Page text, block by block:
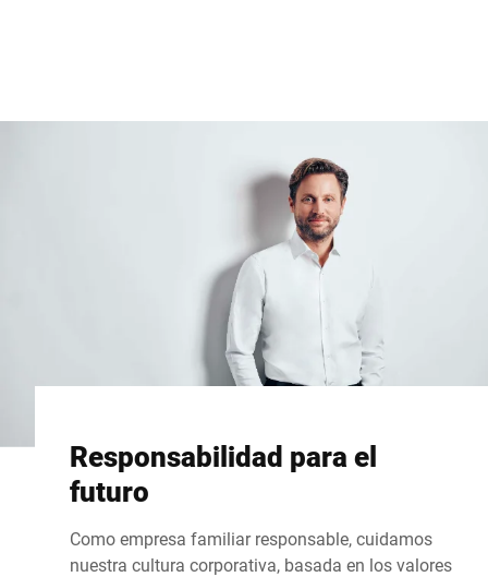
Responsabilidad para el
futuro
Como empresa familiar responsable, cuidamos
nuestra cultura corporativa, basada en los valores